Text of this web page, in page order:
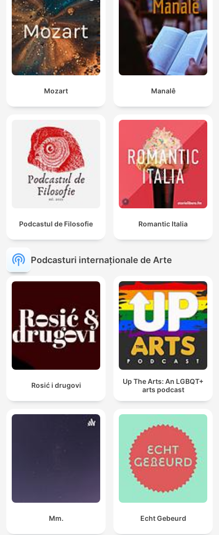
Mozart Manalê
Podcastul de Filosofie Romantic Italia
Podcasturi internaționale de Arte
Rosić i drugovi
Up The Arts: An LGBQT+
arts podcast
Mm. Echt Gebeurd